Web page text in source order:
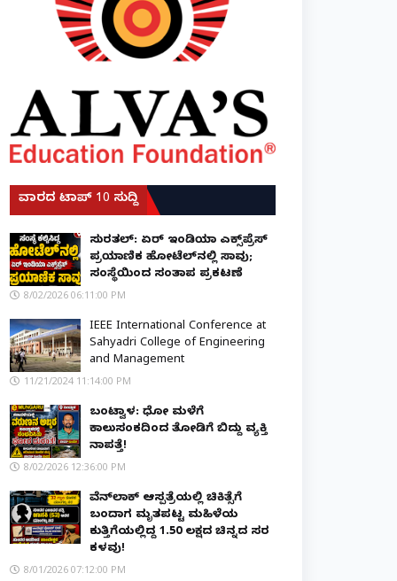
ವಾರದ ಟಾಪ್ 10 ಸುದ್ದಿ
ಸುರತ್ಕಲ್: ಏರ್ ಇಂಡಿಯಾ ಎಕ್ಸ್‌ಪ್ರೆಸ್
ಪ್ರಯಾಣಿಕ ಹೋಟೆಲ್‌ನಲ್ಲಿ ಸಾವು;
ಸಂಸ್ಥೆಯಿಂದ ಸಂತಾಪ ಪ್ರಕಟಣೆ
8/02/2026 06:11:00 PM
IEEE International Conference at
Sahyadri College of Engineering
and Management
11/21/2024 11:14:00 PM
ಬಂಟ್ವಾಳ: ಧೋ ಮಳೆಗೆ
ಕಾಲುಸಂಕದಿಂದ ತೋಡಿಗೆ ಬಿದ್ದು ವ್ಯಕ್ತಿ
ನಾಪತ್ತೆ!
8/02/2026 12:36:00 PM
ವೆನ್‌ಲಾಕ್ ಆಸ್ಪತ್ರೆಯಲ್ಲಿ ಚಿಕಿತ್ಸೆಗೆ
ಬಂದಾಗ ಮೃತಪಟ್ಟ ಮಹಿಳೆಯ
ಕುತ್ತಿಗೆಯಲ್ಲಿದ್ದ ₹1.50 ಲಕ್ಷದ ಚಿನ್ನದ ಸರ
ಕಳವು!
8/01/2026 07:12:00 PM